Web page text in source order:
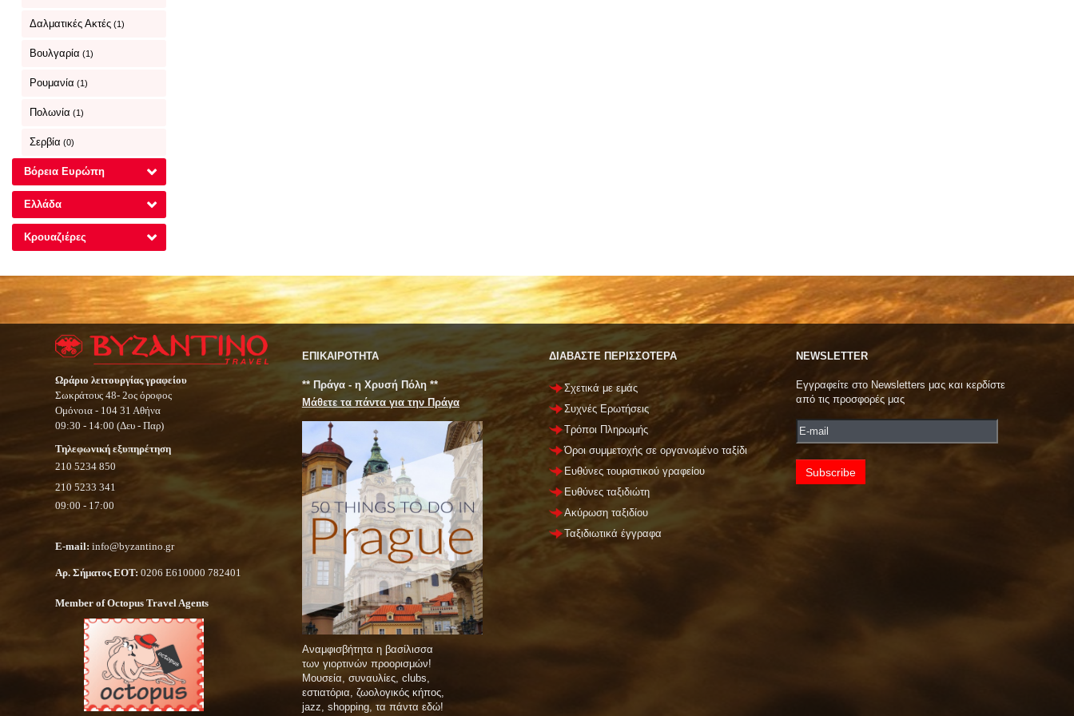
Δαλματικές Ακτές (1)
Βουλγαρία (1)
Ρουμανία (1)
Πολωνία (1)
Σερβία (0)
Βόρεια Ευρώπη
Ελλάδα
Κρουαζιέρες
Ωράριο λειτουργίας γραφείου
Σωκράτους 48- 2ος όροφος
Ομόνοια - 104 31 Αθήνα
09:30 - 14:00 (Δευ - Παρ)
Τηλεφωνική εξυπηρέτηση
210 5234 850
210 5233 341
09:00 - 17:00
E-mail: info@byzantino.gr
Αρ. Σήματος ΕΟΤ: 0206 Ε610000 782401
Member of Octopus Travel Agents
ΕΠΙΚΑΙΡΟΤΗΤΑ
** Πράγα - η Χρυσή Πόλη **
Μάθετε τα πάντα για την Πράγα
Αναμφισβήτητα η βασίλισσα
των γιορτινών προορισμών!
Μουσεία, συναυλίες, clubs,
εστιατόρια, ζωολογικός κήπος,
jazz, shopping, τα πάντα εδώ!
ΔΙΑΒΑΣΤΕ ΠΕΡΙΣΣΟΤΕΡΑ
Σχετικά με εμάς
Συχνές Ερωτήσεις
Τρόποι Πληρωμής
Όροι συμμετοχής σε οργανωμένο ταξίδι
Ευθύνες τουριστικού γραφείου
Ευθύνες ταξιδιώτη
Ακύρωση ταξιδίου
Ταξιδιωτικά έγγραφα
NEWSLETTER
Εγγραφείτε στο Newsletters μας και κερδίστε
από τις προσφορές μας